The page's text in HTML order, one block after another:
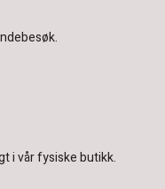
i vår fysiske butikk.